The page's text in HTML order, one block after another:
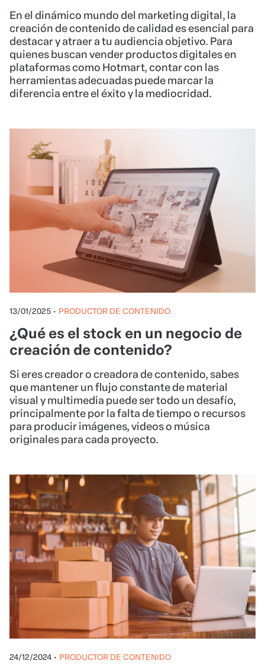
En el dinámico mundo del marketing digital, la
creación de contenido de calidad es esencial para
destacar y atraer a tu audiencia objetivo. Para
quienes buscan vender productos digitales en
plataformas como Hotmart, contar con las
herramientas adecuadas puede marcar la
diferencia entre el éxito y la mediocridad.
13/01/2025 • PRODUCTOR DE CONTENIDO
¿Qué es el stock en un negocio de
creación de contenido?
Si eres creador o creadora de contenido, sabes
que mantener un flujo constante de material
visual y multimedia puede ser todo un desafío,
principalmente por la falta de tiempo o recursos
para producir imágenes, videos o música
originales para cada proyecto.
24/12/2024 • PRODUCTOR DE CONTENIDO